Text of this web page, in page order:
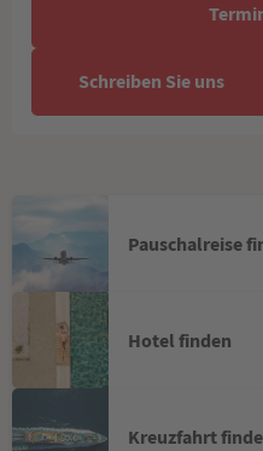
Schreiben Sie uns
Pauschalreise
Hotel finden
Kreuzfahrt